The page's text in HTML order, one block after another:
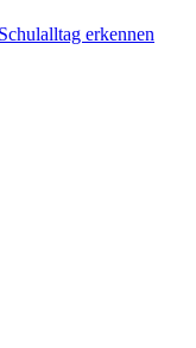
erkennen